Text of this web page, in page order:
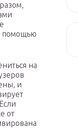
помощью
на
и
от